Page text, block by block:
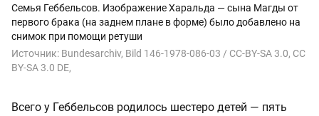
Семья Геббельсов. Изображение Харальда — сына Магды от
первого брака (на заднем плане в форме) было добавлено на
снимок при помощи ретуши
Источник: Bundesarchiv, Bild 146-1978-086-03 / CC-BY-SA 3.0, CC
BY-SA 3.0 DE,
Всего у Геббельсов родилось шестеро детей — пять